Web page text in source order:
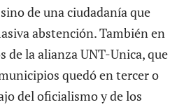
de una ciudadanía que
abstención. También en
de la alianza UNT-Unica, que
quedó en tercer o
del oficialismo y de los